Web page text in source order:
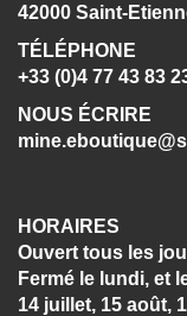
42000 Saint-
TÉLÉPHONE
+33 (0)4 77 43 83
NOUS ÉCRIRE
HORAIRES
Ouvert tous les
Fermé le lundi, et
14 juillet, 15 août,